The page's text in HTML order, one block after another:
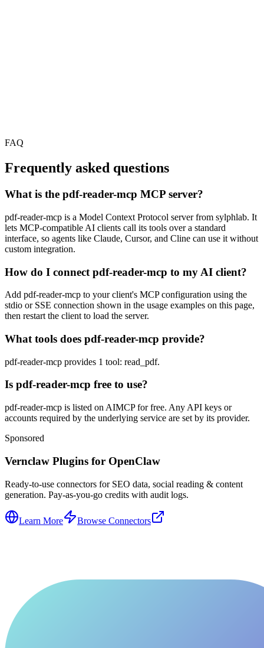
FAQ
Frequently asked questions
What is the pdf-reader-mcp MCP server?
pdf-reader-mcp is a Model Context Protocol server from sylphlab. It
lets MCP-compatible AI clients call its tools over a standard
interface, so agents like Claude, Cursor, and Cline can use it without
custom integration.
How do I connect pdf-reader-mcp to my AI client?
Add pdf-reader-mcp to your client's MCP configuration using the
stdio or SSE connection shown in the usage examples on this page,
then restart the client to load the server.
What tools does pdf-reader-mcp provide?
pdf-reader-mcp provides 1 tool: read_pdf.
Is pdf-reader-mcp free to use?
pdf-reader-mcp is listed on AIMCP for free. Any API keys or
accounts required by the underlying service are set by its provider.
Sponsored
Vernclaw Plugins for OpenClaw
Ready-to-use connectors for SEO data, social reading & content
generation. Pay-as-you-go credits with audit logs.
Learn More Browse Connectors